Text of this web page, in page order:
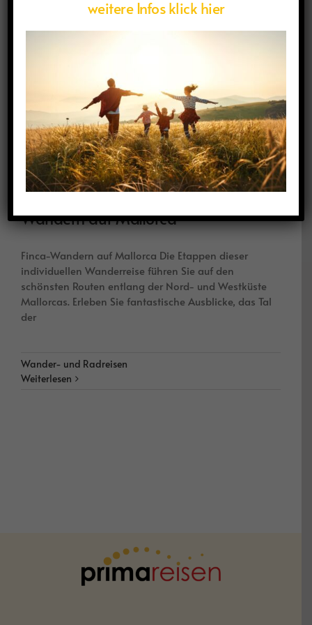
Wandern auf Mallorca
Finca-Wandern auf Mallorca Die Etappen dieser
individuellen Wanderreise führen Sie auf den
schönsten Routen entlang der Nord- und Westküste
Mallorcas. Erleben Sie fantastische Ausblicke, das Tal
der
Wander- und Radreisen
Weiterlesen
weitere Infos klick hier